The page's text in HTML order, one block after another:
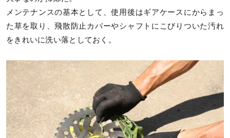
メンテナンスの基本として、使用後はギアケースにからまっ
た草を取り、飛散防止カバーやシャフトにこびりついた汚れ
をきれいに洗い落としておく。